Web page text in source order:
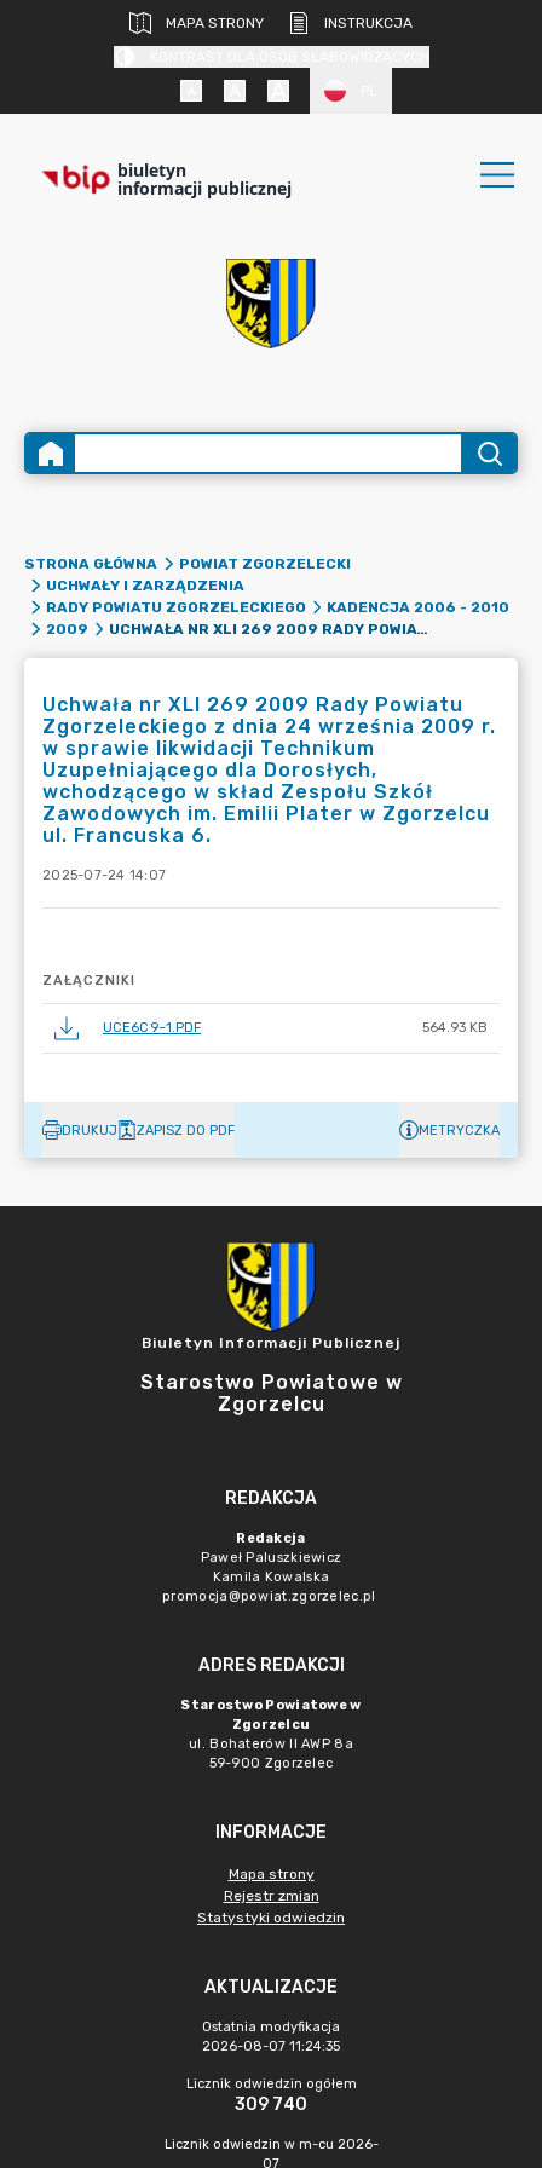
MAPA STRONY
INSTRUKCJA
biuletyn
informacji publicznej
STRONA GŁÓWNA
POWIAT ZGORZELECKI
UCHWAŁY I ZARZĄDZENIA
RADY POWIATU ZGORZELECKIEGO
KADENCJA 2006 - 2010
2009
UCHWAŁA NR XLI 269 2009 RADY POWIATU ZGORZELECKIEGO Z DNIA 24 WRZEŚNIA 2009 R. W SPRAWIE LIKWIDACJI TECHNIKUM UZUPEŁNIAJĄCEGO DLA DOROSŁYCH, WCHODZĄCEGO W SKŁAD ZESPOŁU SZKÓŁ ZAWODOWYCH IM. EMILII PLATER W ZGORZELCU UL. FRANCUSKA 6.
Uchwała nr XLI 269 2009 Rady Powiatu
Zgorzeleckiego z dnia 24 września 2009 r.
w sprawie likwidacji Technikum
Uzupełniającego dla Dorosłych,
wchodzącego w skład Zespołu Szkół
Zawodowych im. Emilii Plater w Zgorzelcu
ul. Francuska 6.
2025-07-24 14:07
ZAŁĄCZNIKI
UCE6C9~1.PDF 564.93 KB
DRUKUJ ZAPISZ DO PDF METRYCZKA
Biuletyn Informacji Publicznej
Starostwo Powiatowe w
Zgorzelcu
REDAKCJA
Redakcja
Paweł Paluszkiewicz
Kamila Kowalska
promocja@powiat.zgorzelec.pl
ADRES REDAKCJI
Starostwo Powiatowe w
Zgorzelcu
ul. Bohaterów II AWP 8a
59-900 Zgorzelec
INFORMACJE
Mapa strony
Rejestr zmian
Statystyki odwiedzin
AKTUALIZACJE
Ostatnia modyfikacja
2026-08-07 11:24:35
Licznik odwiedzin ogółem
309 740
Licznik odwiedzin w m-cu 2026-
07